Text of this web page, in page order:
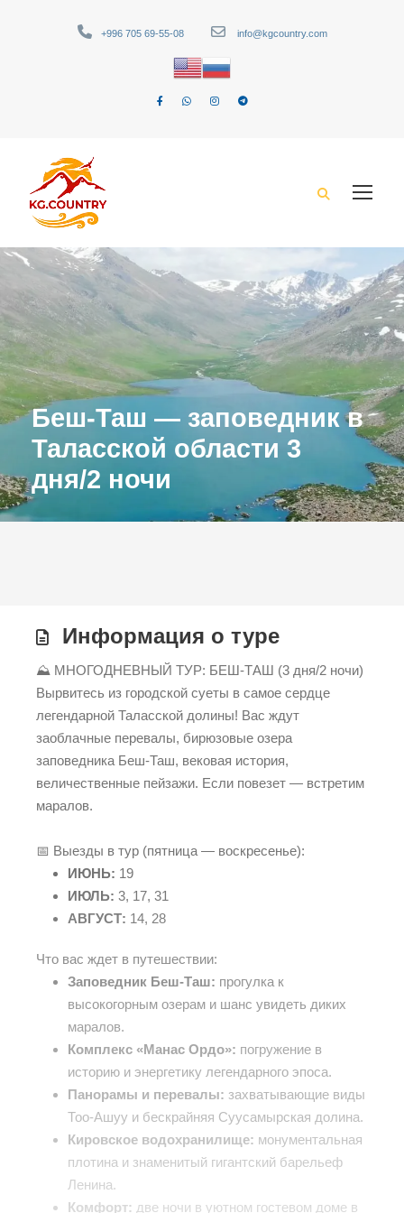
+996 705 69-55-08 info@kgcountry.com
Беш-Таш — заповедник в
Таласской области 3
дня/2 ночи
Информация о туре
⛰️ МНОГОДНЕВНЫЙ ТУР: БЕШ-ТАШ (3 дня/2 ночи)
Вырвитесь из городской суеты в самое сердце
легендарной Таласской долины! Вас ждут
заоблачные перевалы, бирюзовые озера
заповедника Беш-Таш, вековая история,
величественные пейзажи. Если повезет — встретим
маралов.
📅 Выезды в тур (пятница — воскресенье):
ИЮНЬ: 19
ИЮЛЬ: 3, 17, 31
АВГУСТ: 14, 28
Что вас ждет в путешествии:
Заповедник Беш-Таш: прогулка к
высокогорным озерам и шанс увидеть диких
маралов.
Комплекс «Манас Ордо»: погружение в
историю и энергетику легендарного эпоса.
Панорамы и перевалы: захватывающие виды
Тоо-Ашуу и бескрайняя Суусамырская долина.
Кировское водохранилище: монументальная
плотина и знаменитый гигантский барельеф
Ленина.
Комфорт: две ночи в уютном гостевом доме в